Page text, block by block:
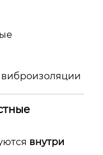
виброизоляции
внутри